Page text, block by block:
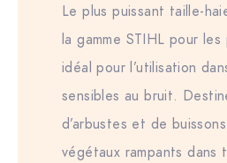
Le plus puissant taille-
la gamme STIHL pour
idéal pour l’utilisation
sensibles au bruit.
d’arbustes et de
végétaux rampants dans